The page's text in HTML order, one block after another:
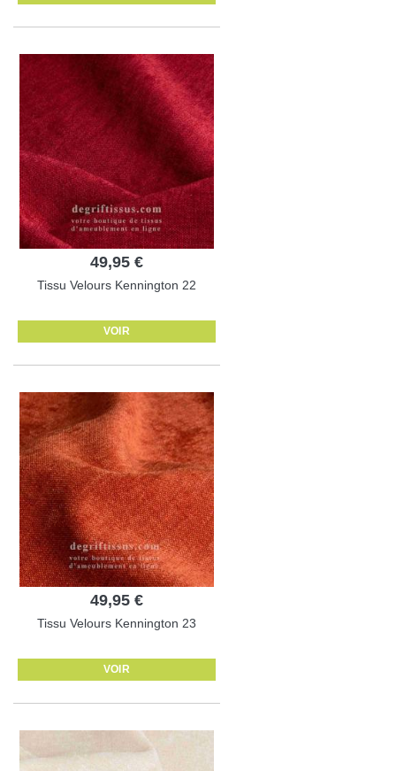
49,95 €
Tissu Velours Kennington 22
VOIR
49,95 €
Tissu Velours Kennington 23
VOIR